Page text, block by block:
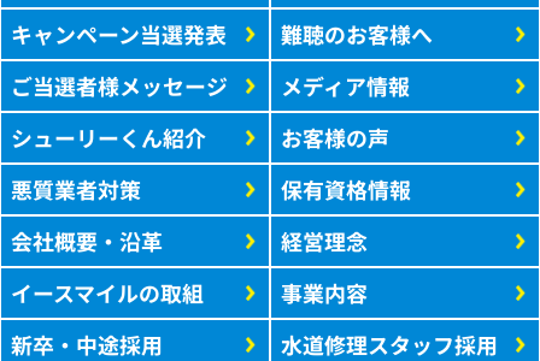
キャンペーン当選発表
ご当選者様メッセージ
シューリーくん紹介
悪質業者対策
会社概要・沿革
イースマイルの取組
新卒・中途採用
難聴のお客様へ
メディア情報
お客様の声
保有資格情報
経営理念
事業内容
水道修理スタッフ採用